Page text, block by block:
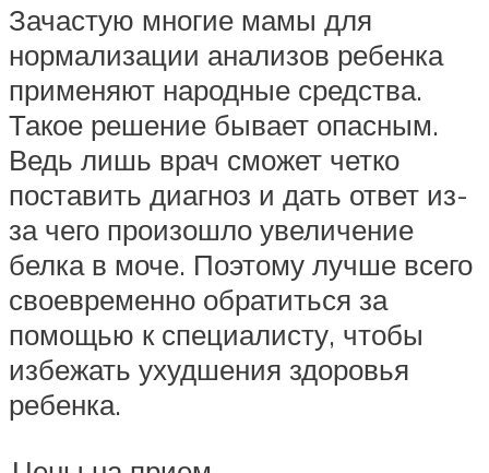
Зачастую многие мамы для
нормализации анализов ребенка
применяют народные средства.
Такое решение бывает опасным.
Ведь лишь врач сможет четко
поставить диагноз и дать ответ из-
за чего произошло увеличение
белка в моче. Поэтому лучше всего
своевременно обратиться за
помощью к специалисту, чтобы
избежать ухудшения здоровья
ребенка.